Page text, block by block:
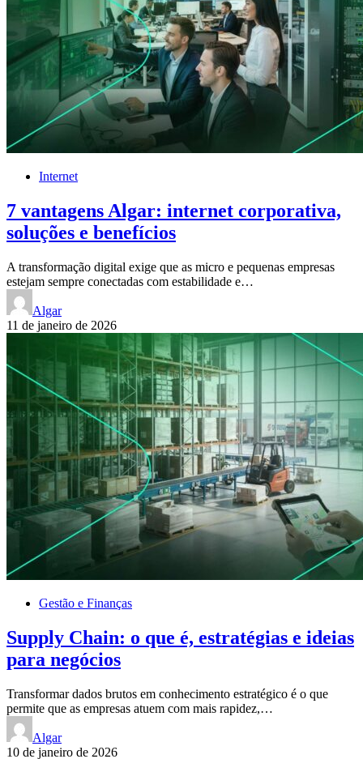
Internet
7 vantagens Algar: internet corporativa,
soluções e benefícios
A transformação digital exige que as micro e pequenas empresas
estejam sempre conectadas com estabilidade e…
Algar
11 de janeiro de 2026
Gestão e Finanças
Supply Chain: o que é, estratégias e ideias
para negócios
Transformar dados brutos em conhecimento estratégico é o que
permite que as empresas atuem com mais rapidez,…
Algar
10 de janeiro de 2026